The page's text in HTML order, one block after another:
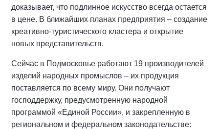
доказывает, что подлинное искусство всегда остается
в цене. В ближайших планах предприятия – создание
креативно-туристического кластера и открытие
новых представительств.
Сейчас в Подмосковье работают 19 производителей
изделий народных промыслов – их продукция
поставляется по всему миру. Они получают
господдержку, предусмотренную народной
программой «Единой России», и закрепленную в
региональном и федеральном законодательстве: